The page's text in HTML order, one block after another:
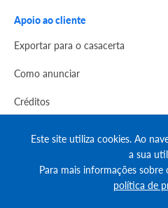
Apoio ao cliente
Exportar para o casacerta
Como anunciar
Créditos
Este site utiliza cookies. Ao
a sua
Para mais informações
política de